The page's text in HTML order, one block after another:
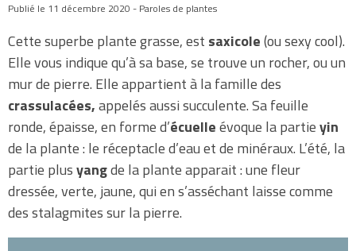
Publié le 11 décembre 2020 - Paroles de plantes
Cette superbe plante grasse, est saxicole(ou sexy cool).
Elle vous indique qu’à sa base, se trouve un rocher, ou un
mur de pierre. Elle appartient à la famille des
crassulacées,appelés aussi succulente. Sa feuille
ronde, épaisse, en forme d’écuelleévoque la partieyin
de la plante : le réceptacle d’eau et de minéraux. L’été, la
partie plusyangde la plante apparait : une fleur
dressée, verte, jaune, qui en s’asséchant laisse comme
des stalagmites sur la pierre.